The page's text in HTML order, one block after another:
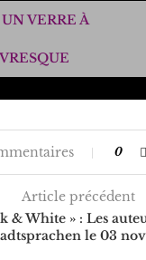
VERRE À
0
Article précédent
& White » : Les
le 03